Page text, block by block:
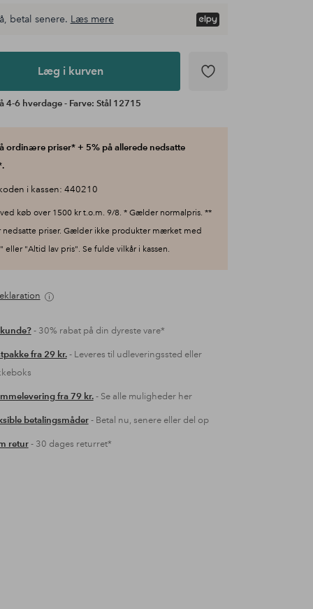
betal senere. Læs mere
Læg i kurven
4-6 hverdage - Farve: Stål 12715
ordinære priser* + 5% på allerede nedsatte
i kassen: 440210
køb over 1500 kr t.o.m. 9/8. * Gælder normalpris. **
priser. Gælder ikke produkter mærket med
eller "Altid lav pris". Se fulde vilkår i kassen.
- 30% rabat på din dyreste vare*
fra 29 kr.- Leveres til udleveringssted eller
fra 79 kr.- Se alle muligheder her
betalingsmåder- Betal nu, senere eller del op
retur- 30 dages returret*